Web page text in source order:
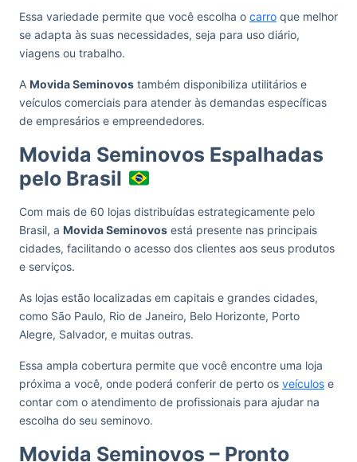
Essa variedade permite que você escolha o carro que melhor
se adapta às suas necessidades, seja para uso diário,
viagens ou trabalho.
A Movida Seminovos também disponibiliza utilitários e
veículos comerciais para atender às demandas específicas
de empresários e empreendedores.
Movida Seminovos Espalhadas
pelo Brasil
Com mais de 60 lojas distribuídas estrategicamente pelo
Brasil, a Movida Seminovos está presente nas principais
cidades, facilitando o acesso dos clientes aos seus produtos
e serviços.
As lojas estão localizadas em capitais e grandes cidades,
como São Paulo, Rio de Janeiro, Belo Horizonte, Porto
Alegre, Salvador, e muitas outras.
Essa ampla cobertura permite que você encontre uma loja
próxima a você, onde poderá conferir de perto os veículos e
contar com o atendimento de profissionais para ajudar na
escolha do seu seminovo.
Movida Seminovos – Pronto